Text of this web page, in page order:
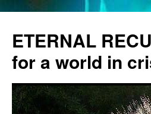
ETERNAL
for a world in